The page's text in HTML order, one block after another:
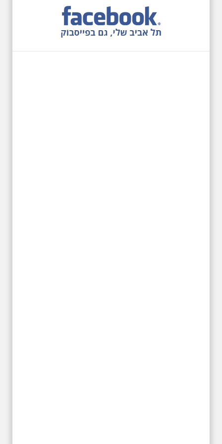
12.6.2026 שישי בבוקר
10:00 מיוחד לציון 13
שנים לפטירת הזמר. סיור
תחנות תל אביביות מחייו